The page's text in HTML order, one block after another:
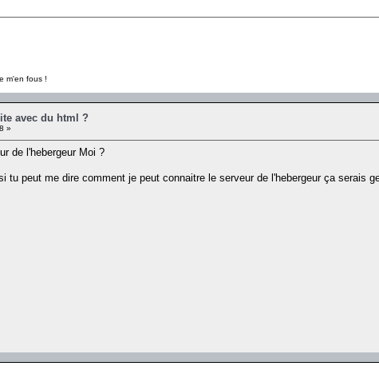
m'en fous !
avec du html ?
»
de l'hebergeur Moi ?
tu peut me dire comment je peut connaitre le serveur de l'hebergeur ça serais